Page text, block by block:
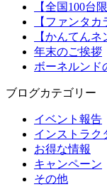
【全国100台
【ファンタカ
【かんてんネ
年末のご挨拶
ボーネルンド
ブログカテゴリー
イベント報告
インストラク
お得な情報
キャンペーン
その他